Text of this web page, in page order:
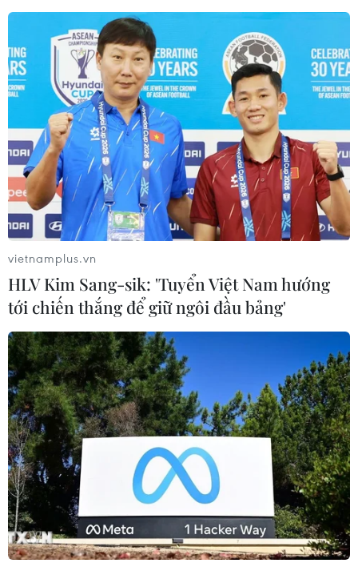
TIN CÙNG CHUYÊN MỤC
Hãng BMW bắt đầu sản xuất hàng
loạt mẫu xe thuần điện “thế hệ mới”
07/08/2026 01:52
vietnamplus.vn
HLV Kim Sang-sik: 'Tuyển Việt Nam hướng
tới chiến thắng để giữ ngôi đầu bảng'